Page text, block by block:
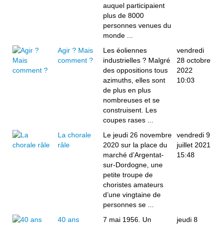
auquel participaient
plus de 8000
personnes venues du
monde ...
Agir ? Mais
comment ?
Les éoliennes
industrielles ? Malgré
des oppositions tous
azimuths, elles sont
de plus en plus
nombreuses et se
construisent. Les
coupes rases ...
vendredi
28 octobre
2022
10:03
La chorale
râle
Le jeudi 26 novembre
2020 sur la place du
marché d’Argentat-
sur-Dordogne, une
petite troupe de
choristes amateurs
d’une vingtaine de
personnes se ...
vendredi 9
juillet 2021
15:48
40 ans
7 mai 1956. Un
jeudi 8